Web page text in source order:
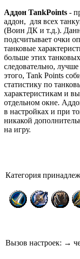
Аддон TankPoints -
аддон, для всех
(Воин ДК и т.д.).
подсчитывает очки
танковые
больше этих
следовательно,
этого, Tank Points
статистику по
характеристикам и
отдельном окне.
в настройках и при
никакой
на игру.
Категория
Вызов настроек: →